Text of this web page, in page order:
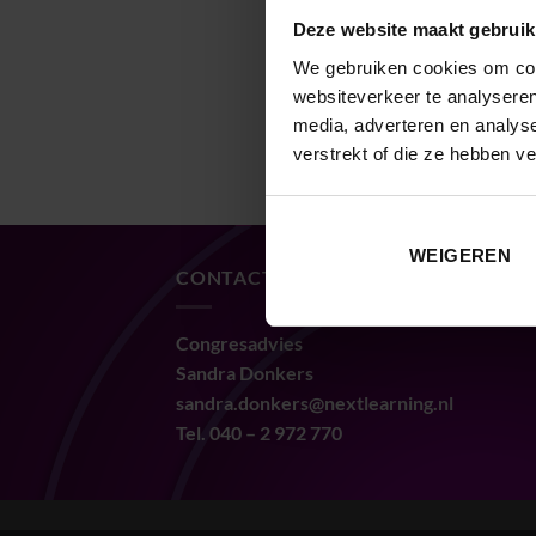
Deze website maakt
We gebruiken cookies om
websiteverkeer te
media, adverteren en
verstrekt of die ze hebben
WEIGEREN
CONTACT
Congresadvies
Sandra Donkers
sandra.donkers@nextlearning.nl
Tel. 040 – 2 972 770